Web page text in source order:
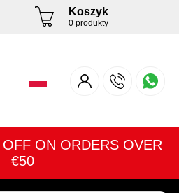
Koszyk
0 produkty
ON ORDERS OVER
€50